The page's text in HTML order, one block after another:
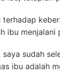
terhadap
ibu menjalani
sudah
ibu adalah